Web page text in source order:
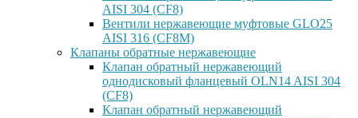
AISI 304 (CF8)
Вентили нержавеющие муфтовые GLO25
AISI 316 (CF8M)
Клапаны обратные нержавеющие
Клапан обратный нержавеющий
однодисковый фланцевый OLN14 AISI 304
(CF8)
Клапан обратный нержавеющий